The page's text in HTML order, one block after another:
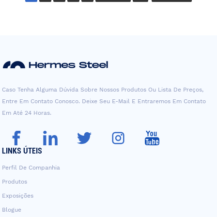
Caso Tenha Alguma Dúvida Sobre Nossos Produtos Ou Lista De Preços,
Entre Em Contato Conosco. Deixe Seu E-Mail E Entraremos Em Contato
Em Até 24 Horas.
LINKS ÚTEIS
Perfil De Companhia
Produtos
Exposições
Blogue